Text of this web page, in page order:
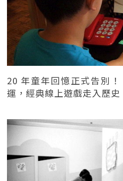
20 年童年回憶正式告別
運，經典線上遊戲走入歷史